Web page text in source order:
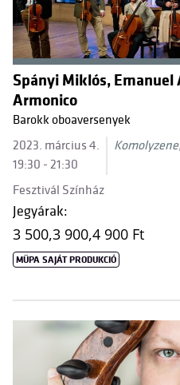
Spányi Miklós, Emanuel
Armonico
Barokk oboaversenyek
2023. március 4.
19:30 - 21:30
Fesztivál Színház
Jegyárak:
3 500,3 900,4 900 Ft
MÜPA SAJÁT PRODUKCIÓ